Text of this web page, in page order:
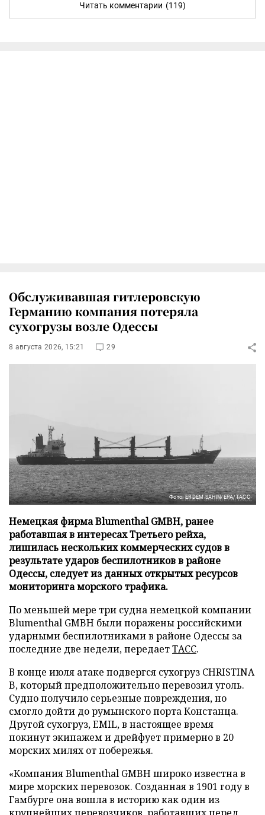
Читать комментарии (119)
Обслуживавшая гитлеровскую
Германию компания потеряла
сухогрузы возле Одессы
8 августа 2026, 15:21 29
Фото: ERDEM SAHIN/EPA/ТАСС
Немецкая фирма Blumenthal GMBH, ранее
работавшая в интересах Третьего рейха,
лишилась нескольких коммерческих судов в
результате ударов беспилотников в районе
Одессы, следует из данных открытых ресурсов
мониторинга морского трафика.
По меньшей мере три судна немецкой компании
Blumenthal GMBH были поражены российскими
ударными беспилотниками в районе Одессы за
последние две недели, передаетТАСС.
В конце июля атаке подвергся сухогруз CHRISTINA
B, который предположительно перевозил уголь.
Судно получило серьезные повреждения, но
смогло дойти до румынского порта Констанца.
Другой сухогруз, EMIL, в настоящее время
покинут экипажем и дрейфует примерно в 20
морских милях от побережья.
«Компания Blumenthal GMBH широко известна в
мире морских перевозок. Созданная в 1901 году в
Гамбурге она вошла в историю как один из